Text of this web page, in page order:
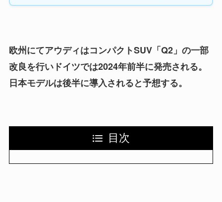
欧州にてアウディはコンパクトSUV「Q2」の一部
改良を行いドイツでは2024年前半に発売される。
日本モデルは後半に導入されると予想する。
目次